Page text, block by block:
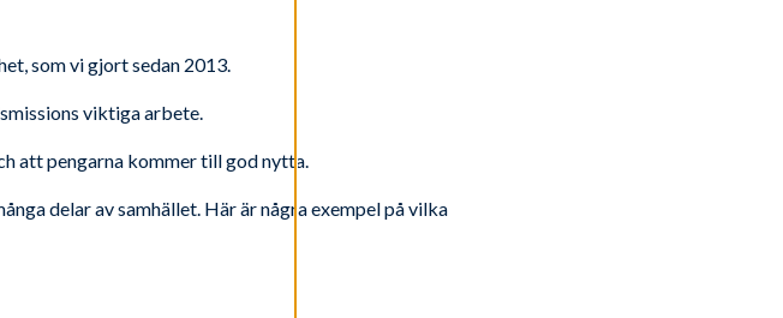
som vi gjort sedan 2013.
viktiga arbete.
att pengarna kommer till god nytta.
delar av samhället. Här är några exempel på vilka